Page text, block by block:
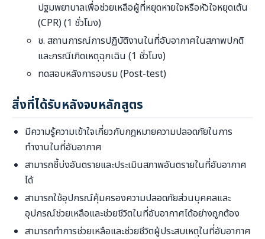
ปฐมพยาบาลเพื่อช่วยเหลือผู้ที่หยุดหายใจหรือหัวใจหยุดเต้น
(CPR) (1 ชั่วโมง)
ช. สถานการณ์การปฏิบัติงานในที่อับอากาศในสภาพปกติ
และกรณีเกิดเหตุฉุกเฉิน (1 ชั่วโมง)
ทดสอบหลังการอบรม (Post-test)
สิ่งที่ได้รับหลังจบหลักสูตร
มีความรู้ความเข้าใจเกี่ยวกับกฎหมายความปลอดภัยในการ
ทำงานในที่อับอากาศ
สามารถชี้บ่งอันตรายและประเมินสภาพอันตรายในที่อับอากาศ
ได้
สามารถใช้อุปกรณ์คุ้มครองความปลอดภัยส่วนบุคคลและ
อุปกรณ์ช่วยเหลือและช่วยชีวิตในที่อับอากาศได้อย่างถูกต้อง
สามารถทำการช่วยเหลือและช่วยชีวิตผู้ประสบเหตุในที่อับอากาศ